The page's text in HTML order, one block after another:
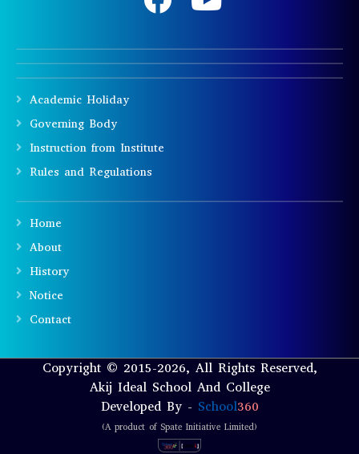
Academic Holiday
Governing Body
Instruction from Institute
Rules and Regulations
Home
About
History
Notice
Contact
Copyright © 2015-2026, All Rights Reserved,
Akij Ideal School And College
Developed By - School360
(A product of Spate Initiative Limited)